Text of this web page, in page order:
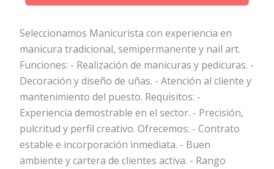
Seleccionamos Manicurista con experiencia en
manicura tradicional, semipermanente y nail art.
Funciones: - Realización de manicuras y pedicuras. -
Decoración y diseño de uñas. - Atención al cliente y
mantenimiento del puesto. Requisitos: -
Experiencia demostrable en el sector. - Precisión,
pulcritud y perfil creativo. Ofrecemos: - Contrato
estable e incorporación inmediata. - Buen
ambiente y cartera de clientes activa. - Rango